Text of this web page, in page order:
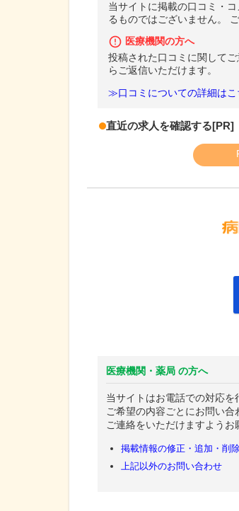
当サイトに掲載の口コミ・
るものではございません。
医療機関の方へ
投稿された口コミに関して
らご返信いただけます。
≫口コミについての詳細はこ
直近の求人を確認する[PR]
医療機関・薬局 の方へ
当サイトはお電話での対応を
ご希望の内容ごとにお問い
ご連絡をいただけますようお
掲載情報の修正・追加・削
上記以外のお問い合わせ